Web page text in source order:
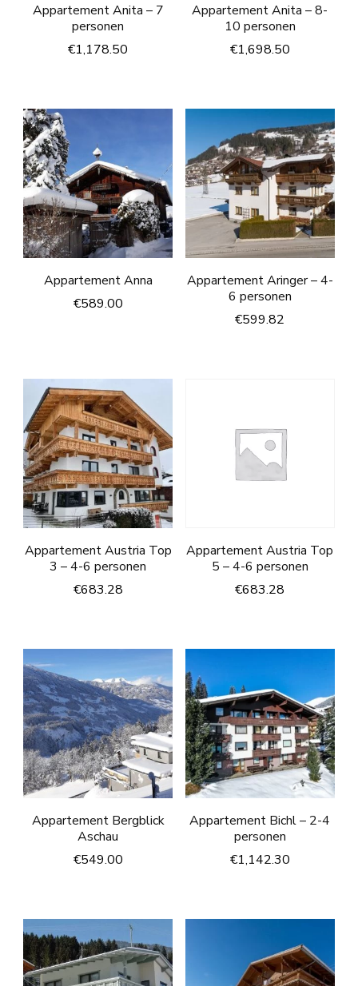
Appartement Anita – 7
personen
€1,178.50
Appartement Anita – 8-
10 personen
€1,698.50
Appartement Anna
€589.00
Appartement Aringer – 4-
6 personen
€599.82
Appartement Austria Top
3 – 4-6 personen
€683.28
Appartement Austria Top
5 – 4-6 personen
€683.28
Appartement Bergblick
Aschau
€549.00
Appartement Bichl – 2-4
personen
€1,142.30